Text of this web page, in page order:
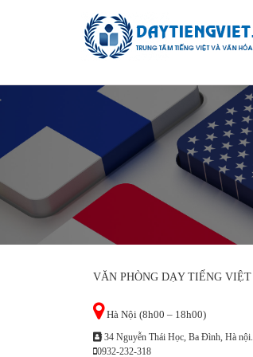
VĂN PHÒNG DẠY TIẾNG VIỆT
Hà Nội (8h00 – 18h00)
34 Nguyễn Thái Học, Ba Đình, Hà nội.
0932-232-318